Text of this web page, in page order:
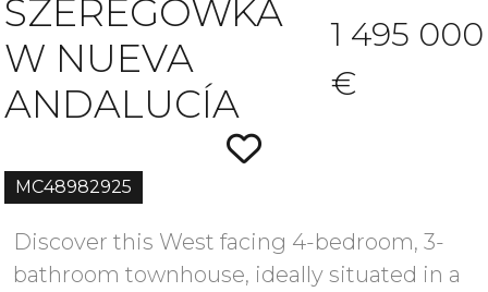
MC48982925
SZEREGÓWKA
W NUEVA
ANDALUCÍA
1 495 000
€
Discover this West facing 4-bedroom, 3-
bathroom townhouse, ideally situated in a